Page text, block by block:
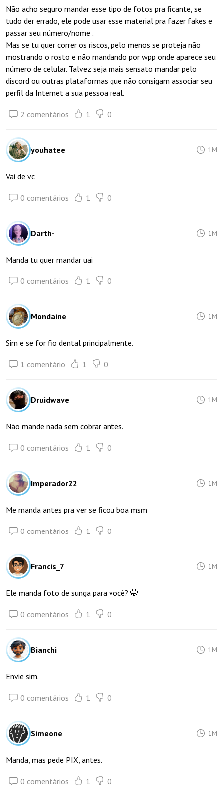
Não acho seguro mandar esse tipo de fotos pra ficante, se
tudo der errado, ele pode usar esse material pra fazer fakes e
passar seu número/nome .
Mas se tu quer correr os riscos, pelo menos se proteja não
mostrando o rosto e não mandando por wpp onde aparece seu
número de celular. Talvez seja mais sensato mandar pelo
discord ou outras plataformas que não consigam associar seu
perfil da Internet a sua pessoa real.
2 comentários 1 0
youhatee 1M
Vai de vc
0 comentários 1 0
Darth- 1M
Manda tu quer mandar uai
0 comentários 1 0
Mondaine 1M
Sim e se for fio dental principalmente.
1 comentário 1 0
Druidwave 1M
Não mande nada sem cobrar antes.
0 comentários 1 0
Imperador22 1M
Me manda antes pra ver se ficou boa msm
0 comentários 1 0
Francis_7 1M
Ele manda foto de sunga para você? 🤭
0 comentários 1 0
Bianchi 1M
Envie sim.
0 comentários 1 0
Simeone 1M
Manda, mas pede PIX, antes.
0 comentários 1 0